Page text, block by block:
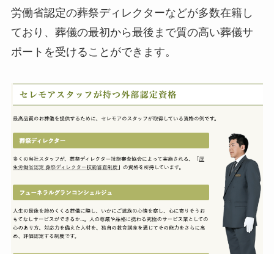
労働省認定の葬祭ディレクターなどが多数在籍し
ており、葬儀の最初から最後まで質の高い葬儀サ
ポートを受けることができます。